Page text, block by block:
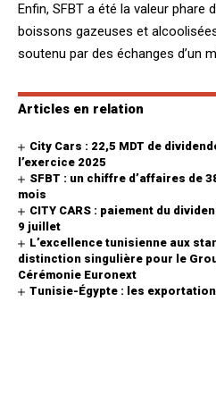
Enfin, SFBT a été la valeur phare
boissons gazeuses et
soutenu par des échanges d’un
Articles en relation
City Cars : 22,5 MDT de
l’exercice 2025
SFBT : un chiffre d’affaires de
mois
CITY CARS : paiement du
9 juillet
L’excellence tunisienne aux
distinction singulière pour le
Cérémonie Euronext
Tunisie-Égypte : les